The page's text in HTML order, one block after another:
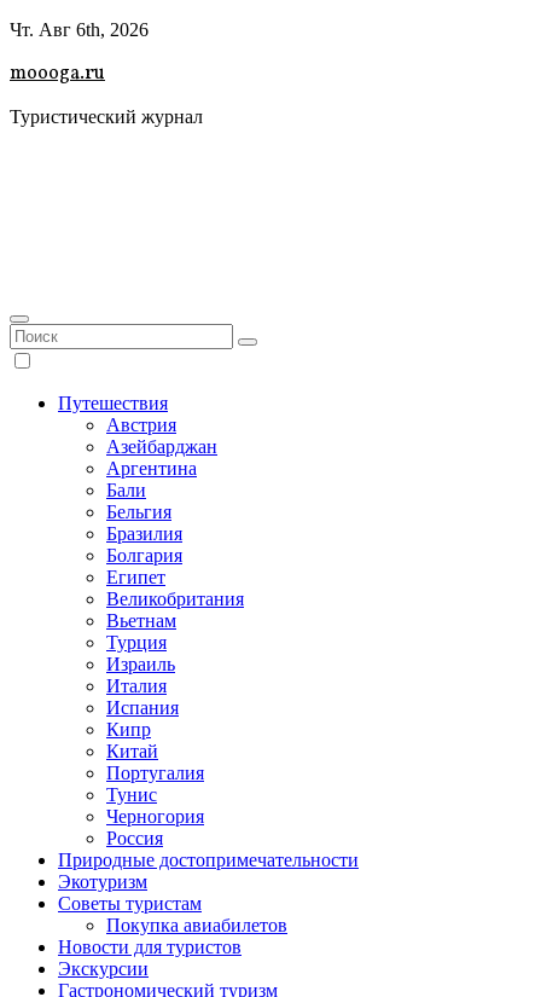
Чт. Авг 6th, 2026
moooga.ru
Туристический журнал
Путешествия
Австрия
Азейбарджан
Аргентина
Бали
Бельгия
Бразилия
Болгария
Египет
Великобритания
Вьетнам
Турция
Израиль
Италия
Испания
Кипр
Китай
Португалия
Тунис
Черногория
Россия
Природные достопримечательности
Экотуризм
Советы туристам
Покупка авиабилетов
Новости для туристов
Экскурсии
Гастрономический туризм